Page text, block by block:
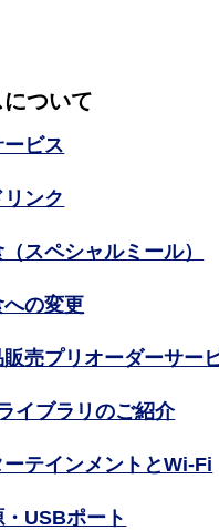
ついて
ビス
ンク
スペシャルミール）
の変更
売プリオーダーサー
イブラリのご紹介
テインメントとWi-Fi
USBポート